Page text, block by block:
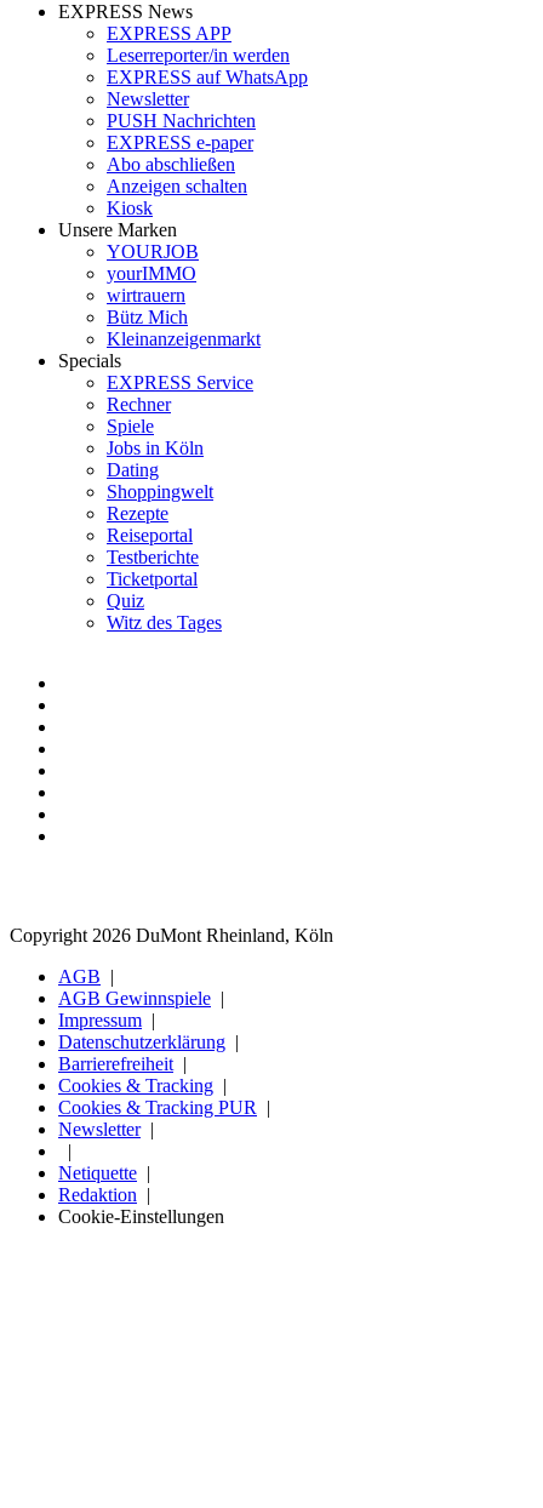
EXPRESS News
EXPRESS APP
Leserreporter/in werden
EXPRESS auf WhatsApp
Newsletter
PUSH Nachrichten
EXPRESS e-paper
Abo abschließen
Anzeigen schalten
Kiosk
Unsere Marken
YOURJOB
yourIMMO
wirtrauern
Bütz Mich
Kleinanzeigenmarkt
Specials
EXPRESS Service
Rechner
Spiele
Jobs in Köln
Dating
Shoppingwelt
Rezepte
Reiseportal
Testberichte
Ticketportal
Quiz
Witz des Tages
Copyright 2026 DuMont Rheinland, Köln
AGB
AGB Gewinnspiele
Impressum
Datenschutzerklärung
Barrierefreiheit
Cookies & Tracking
Cookies & Tracking PUR
Newsletter
Netiquette
Redaktion
Cookie-Einstellungen